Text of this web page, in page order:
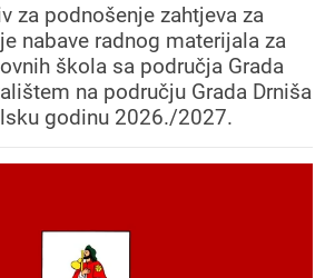
za podnošenje zahtjeva za
nabave radnog materijala za
škola sa područja Grada
na području Grada Drniša
godinu 2026./2027.